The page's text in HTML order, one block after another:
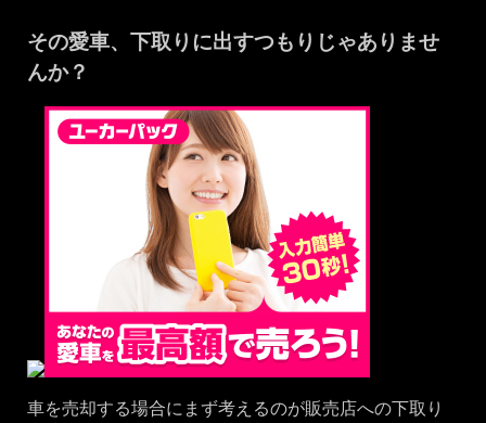
その愛車、下取りに出すつもりじゃありませ
んか？
車を売却する場合にまず考えるのが販売店への下取り